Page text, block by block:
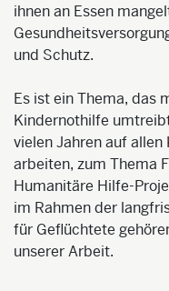
ihnen an Essen
und Schutz.
Es ist ein Thema, das
Kindernothilfe
vielen Jahren auf
arbeiten, zum Thema
Humanitäre Hilfe-
im Rahmen der
für Geflüchtete
unserer Arbeit.